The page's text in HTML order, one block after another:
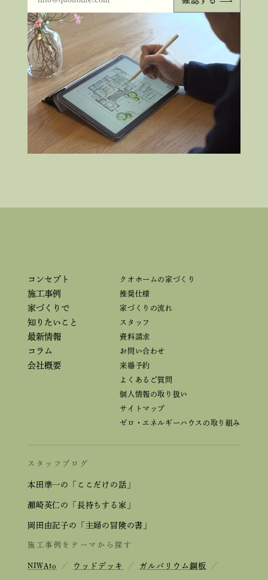
コンセプト
施工事例
家づくりで
知りたいこと
最新情報
コラム
会社概要
クオホームの家づくり
推奨仕様
家づくりの流れ
スタッフ
資料請求
お問い合わせ
来場予約
よくあるご質問
個人情報の取り扱い
サイトマップ
ゼロ・エネルギーハウスの取り組み
スタッフブログ
本田準一の「ここだけの話」
瀬崎英仁の「長持ちする家」
岡田由記子の「主婦の冒険の書」
施工事例をテーマから探す
NIWAto ／ ウッドデッキ ／ ガルバリウム鋼板 ／